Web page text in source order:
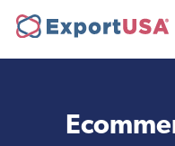
Uffici e